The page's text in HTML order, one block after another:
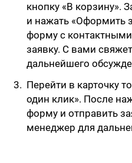
кнопку «В корзину».
и нажать «Оформить
форму с
заявку. С вами
дальнейшего
Перейти в карточку
один клик». После
форму и отправить
менеджер для